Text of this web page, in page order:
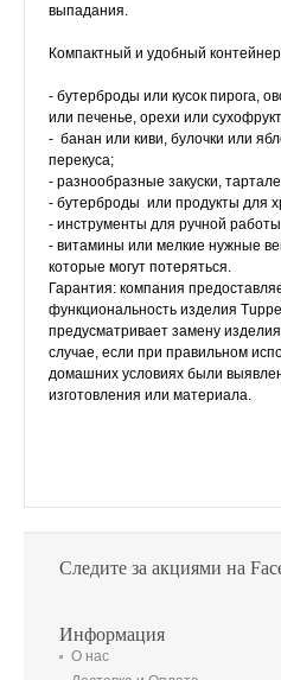
выпадания.
Компактный и удобный
- бутерброды или кусок пирога,
или печенье, орехи или
- банан или киви, булочки или
перекуса;
- разнообразные закуски,
- бутерброды или продукты для
- инструменты для ручной
- витамины или мелкие нужные
которые могут потеряться.
Гарантия: компания
функциональность изделия
предусматривает замену
случае, если при правильном
домашних условиях были
изготовления или материала.
Следите за акциями на
Информация
О нас